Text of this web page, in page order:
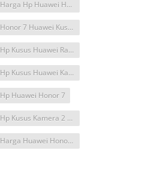
Harga Hp Huawei Honor 7
Honor 7 Huawei Kusus
Hp Kusus Huawei Ram 3 Dan4 2017
Hp Kusus Huawei Kamera Depan 20mp
Hp Huawei Honor 7
Hp Kusus Kamera 2 Terbaru
Harga Huawei Honor 7 Dan Spek